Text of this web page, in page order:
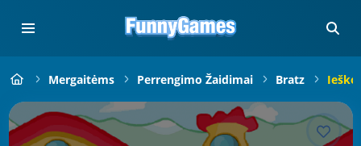
Mergaitėms Perrengimo Žaidimai Bratz